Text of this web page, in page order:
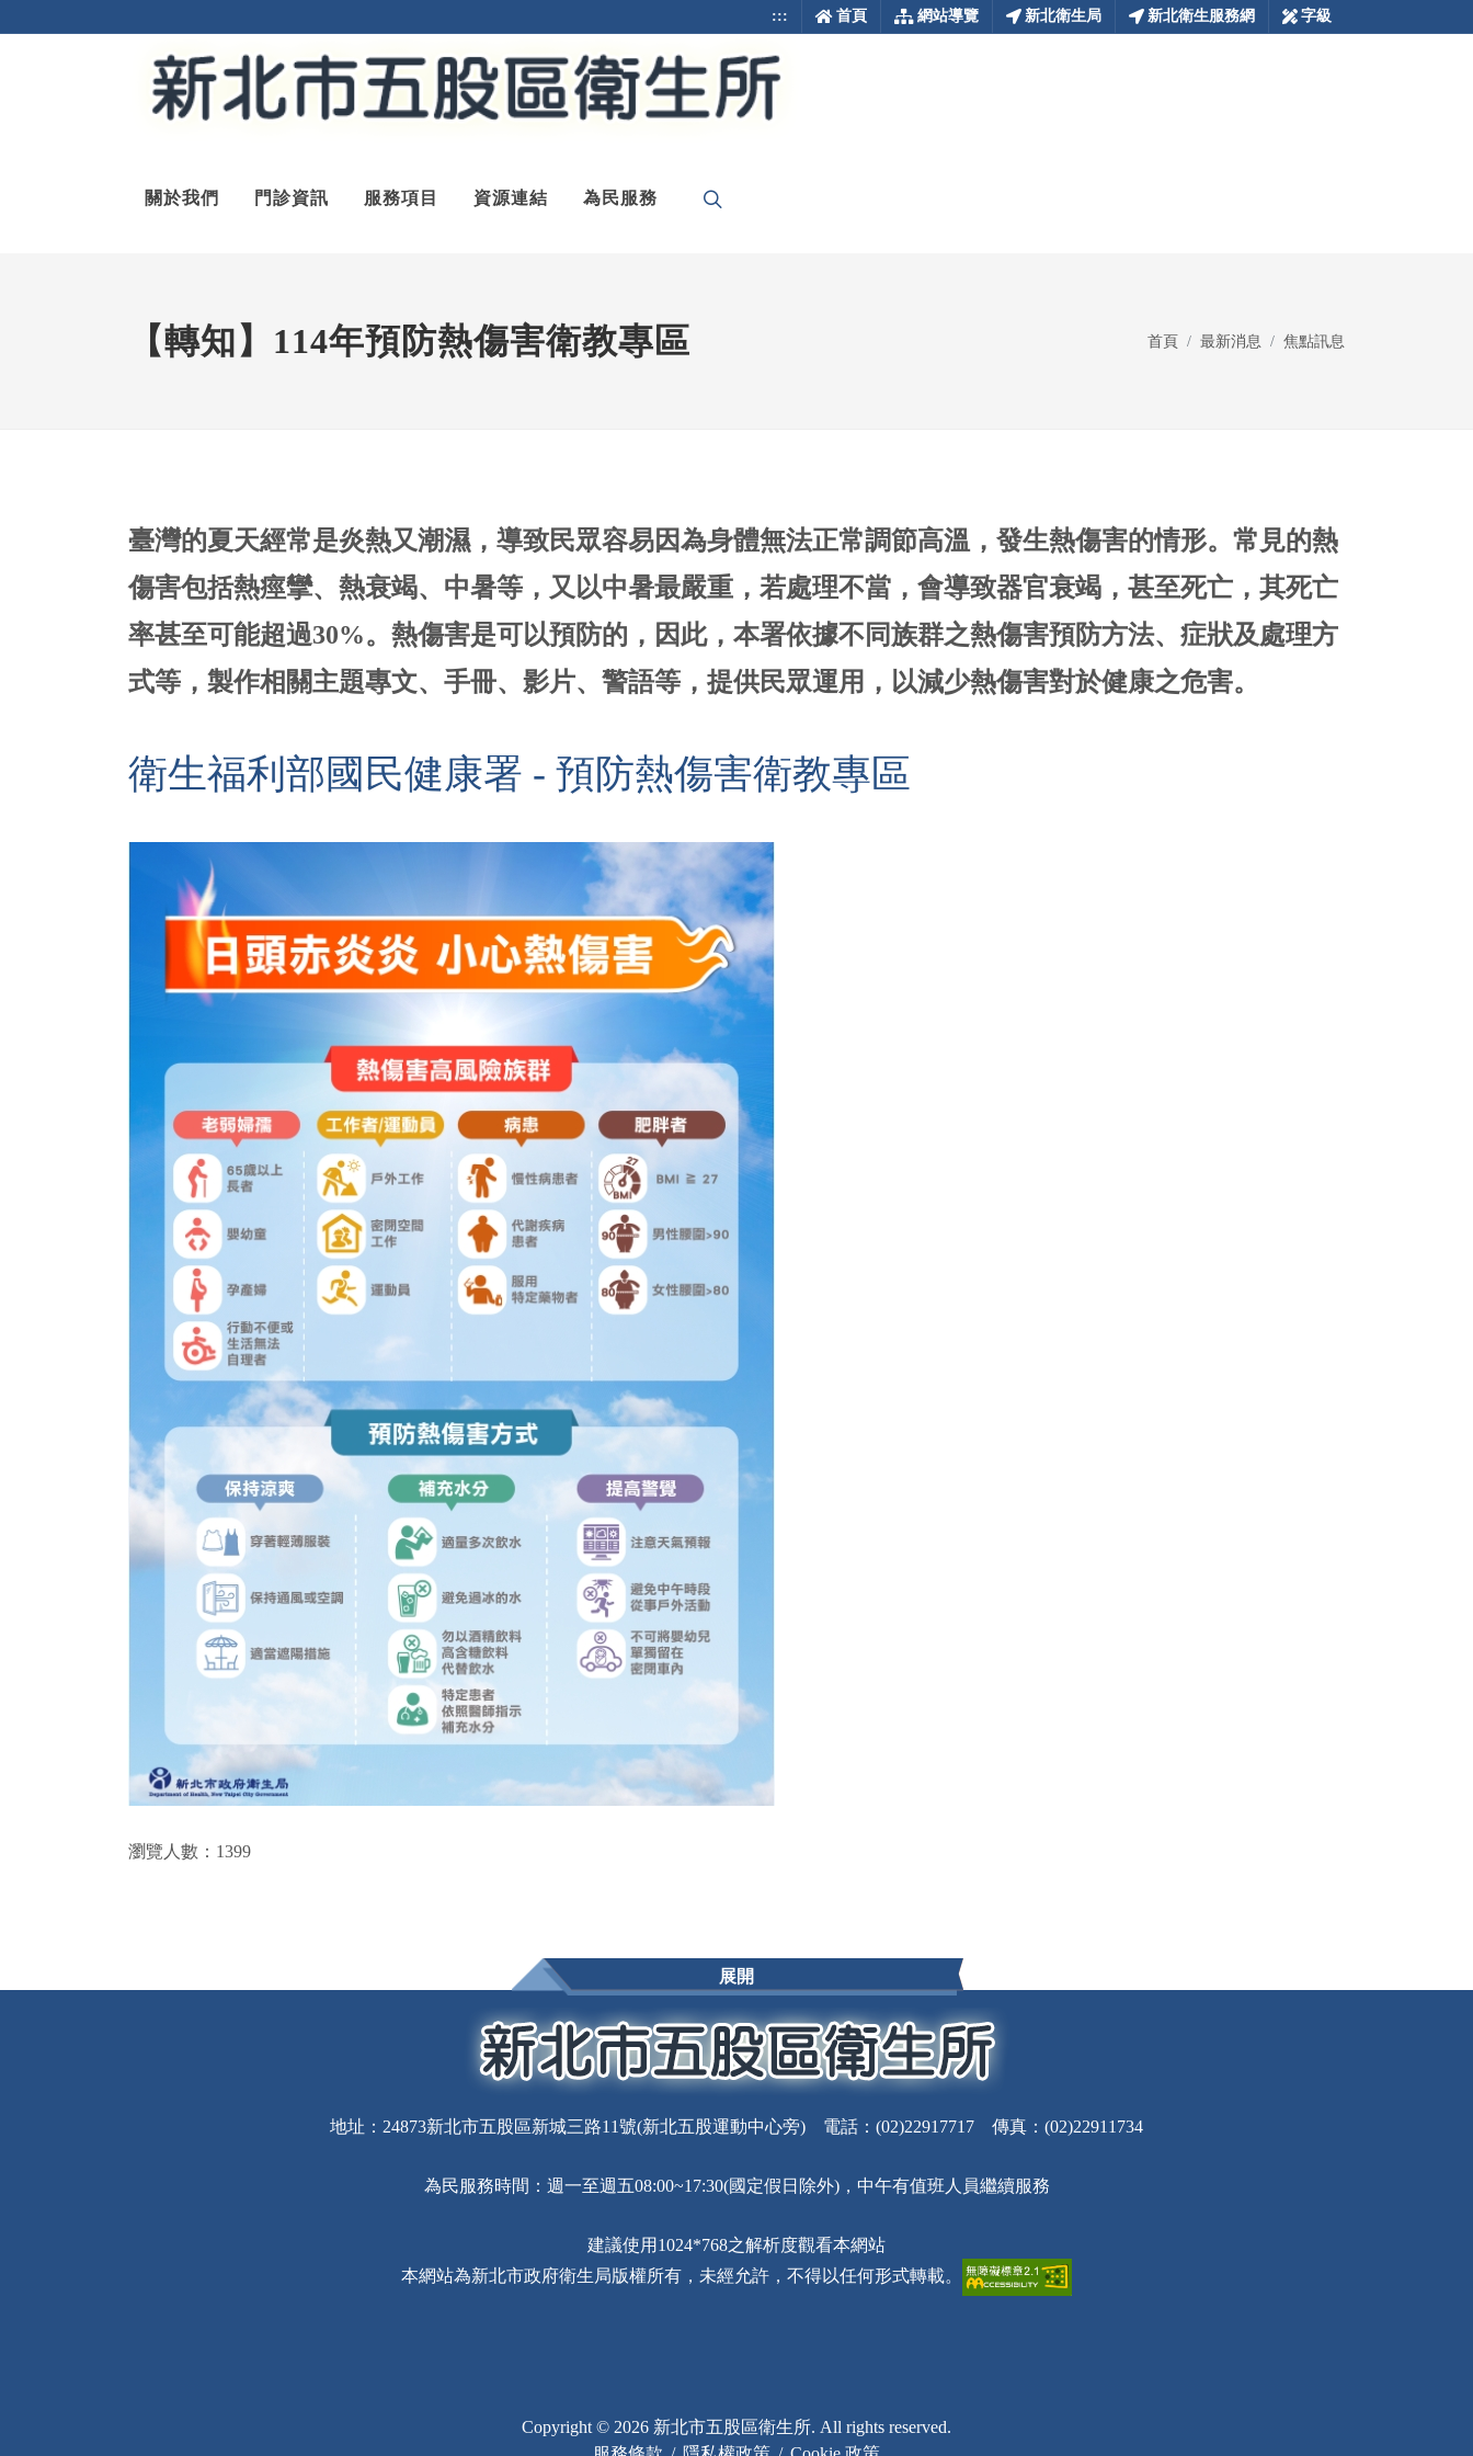
::: 首頁 網站導覽 新北衛生局 新北衛生服務網 字級
關於我們 門診資訊 服務項目 資源連結 為民服務
【轉知】114年預防熱傷害衛教專區 首頁 最新消息 焦點訊息
臺灣的夏天經常是炎熱又潮濕，導致民眾容易因為身體無法正常調節高溫，發生熱傷害的情形。常見的熱
傷害包括熱痙攣、熱衰竭、中暑等，又以中暑最嚴重，若處理不當，會導致器官衰竭，甚至死亡，其死亡
率甚至可能超過30%。熱傷害是可以預防的，因此，本署依據不同族群之熱傷害預防方法、症狀及處理方
式等，製作相關主題專文、手冊、影片、警語等，提供民眾運用，以減少熱傷害對於健康之危害。
衛生福利部國民健康署 - 預防熱傷害衛教專區
瀏覽人數：1399
展開
地址：24873新北市五股區新城三路11號(新北五股運動中心旁) 電話：(02)22917717 傳真：(02)22911734
為民服務時間：週一至週五08:00~17:30(國定假日除外)，中午有值班人員繼續服務
建議使用1024*768之解析度觀看本網站
本網站為新北市政府衛生局版權所有，未經允許，不得以任何形式轉載。
Copyright © 2026 新北市五股區衛生所. All rights reserved.